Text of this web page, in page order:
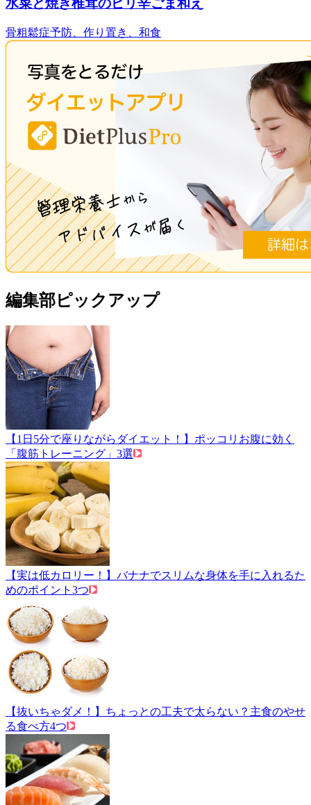
水菜と焼き椎茸のピリ辛ごま和え
骨粗鬆症予防、作り置き、和食
編集部ピックアップ
【1日5分で座りながらダイエット！】ポッコリお腹に効く
「腹筋トレーニング」3選
【実は低カロリー！】バナナでスリムな身体を手に入れるた
めのポイント3つ
【抜いちゃダメ！】ちょっとの工夫で太らない？主食のやせ
る食べ方4つ